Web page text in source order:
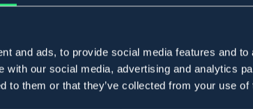
and ads, to provide social media features and
with our social media, advertising and analytics
to them or that they’ve collected from your use